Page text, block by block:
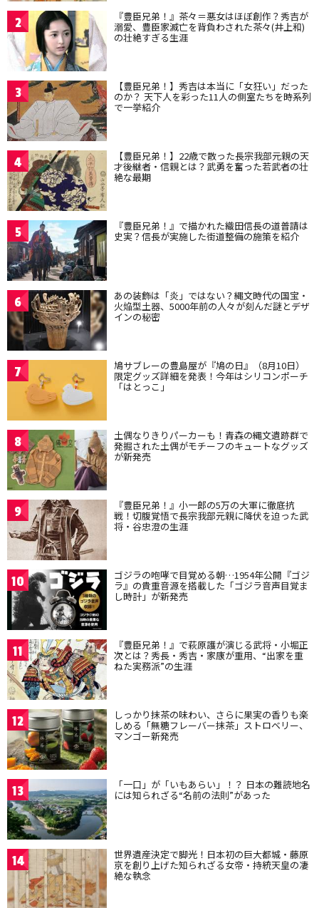
2 『豊臣兄弟！』茶々＝悪女はほぼ創作？秀吉が
溺愛、豊臣家滅亡を背負わされた茶々(井上和)
の壮絶すぎる生涯
3 【豊臣兄弟！】秀吉は本当に「女狂い」だった
のか？ 天下人を彩った11人の側室たちを時系列
で一挙紹介
4 【豊臣兄弟！】22歳で散った長宗我部元親の天
才後継者・信親とは？武勇を奮った若武者の壮
絶な最期
5 『豊臣兄弟！』で描かれた織田信長の道普請は
史実？信長が実施した街道整備の施策を紹介
6 あの装飾は「炎」ではない？縄文時代の国宝・
火焔型土器、5000年前の人々が刻んだ謎とデザ
インの秘密
7 鳩サブレーの豊島屋が『鳩の日』（8月10日）
限定グッズ詳細を発表！今年はシリコンポーチ
「はとっこ」
8 土偶なりきりパーカーも！青森の縄文遺跡群で
発掘された土偶がモチーフのキュートなグッズ
が新発売
9 『豊臣兄弟！』小一郎の5万の大軍に徹底抗
戦！切腹覚悟で長宗我部元親に降伏を迫った武
将・谷忠澄の生涯
10 ゴジラの咆哮で目覚める朝…1954年公開『ゴジ
ラ』の貴重音源を搭載した「ゴジラ音声目覚ま
し時計」が新発売
11 『豊臣兄弟！』で萩原護が演じる武将・小堀正
次とは？秀長・秀吉・家康が重用、“出家を重
ねた実務派”の生涯
12 しっかり抹茶の味わい、さらに果実の香りも楽
しめる「無糖フレーバー抹茶」ストロベリー、
マンゴー新発売
13 「一口」が「いもあらい」！？ 日本の難読地名
には知られざる“名前の法則”があった
14 世界遺産決定で脚光！日本初の巨大都城・藤原
京を創り上げた知られざる女帝・持統天皇の凄
絶な執念